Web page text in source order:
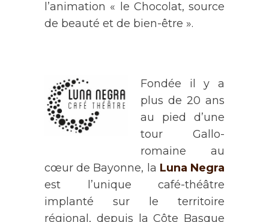
l’animation « le Chocolat, source
de beauté et de bien-être ».
Fondée il y a
plus de 20 ans
au pied d’une
tour Gallo-
romaine au
cœur de Bayonne, la Luna Negra
est l’unique café-théâtre
implanté sur le territoire
régional, depuis la Côte Basque